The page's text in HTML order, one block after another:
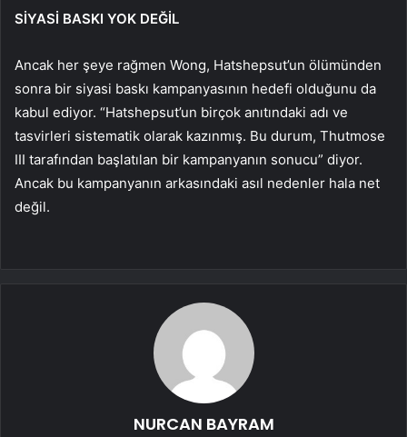
SİYASİ BASKI YOK DEĞİL
Ancak her şeye rağmen Wong, Hatshepsut’un ölümünden
sonra bir siyasi baskı kampanyasının hedefi olduğunu da
kabul ediyor. “Hatshepsut’un birçok anıtındaki adı ve
tasvirleri sistematik olarak kazınmış. Bu durum, Thutmose
III tarafından başlatılan bir kampanyanın sonucu” diyor.
Ancak bu kampanyanın arkasındaki asıl nedenler hala net
değil.
NURCAN BAYRAM